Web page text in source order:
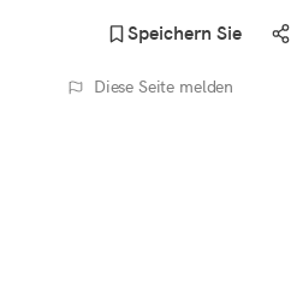
Speichern Sie
Diese Seite melden